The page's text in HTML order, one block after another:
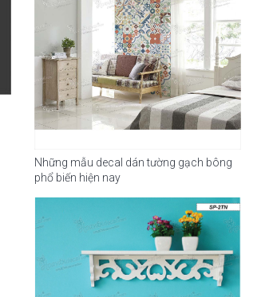
Những mẫu decal dán tường gạch bông
phổ biến hiện nay